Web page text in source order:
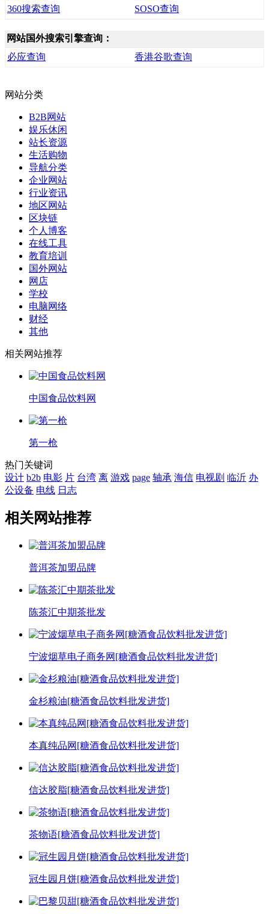
360搜索查询
SOSO查询
网站国外搜索引擎查询：
必应查询
香港谷歌查询
网站分类
B2B网站
娱乐休闲
站长资源
生活购物
导航分类
企业网站
行业资讯
地区网站
区块链
个人博客
在线工具
教育培训
国外网站
网店
学校
电脑网络
财经
其他
相关网站推荐
中国食品饮料网
第一枪
热门关键词
设计 b2b 电影 片 台湾 离 游戏 page 轴承 海信 电视剧 临沂 办
公设备 电线 日志
相关网站推荐
普洱茶加盟品牌
陈茶汇中期茶批发
宁波烟草电子商务网[糖酒食品饮料批发进货]
金杉粮油[糖酒食品饮料批发进货]
本真纯品网[糖酒食品饮料批发进货]
信达胶脂[糖酒食品饮料批发进货]
茶物语[糖酒食品饮料批发进货]
冠生园月饼[糖酒食品饮料批发进货]